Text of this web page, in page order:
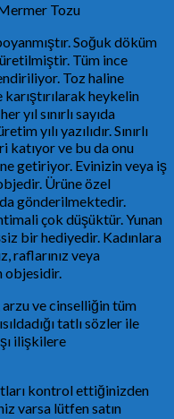
Tozu
Soğuk döküm
Tüm ince
Toz haline
heykelin
yıl sınırlı sayıda
yılı yazılıdır. Sınırlı
katıyor ve bu da onu
getiriyor. Evinizin veya iş
Ürüne özel
gönderilmektedir.
çok düşüktür. Yunan
bir hediyedir. Kadınlara
raflarınız veya
objesidir.
ve cinselliğin tüm
tatlı sözler ile
ilişkilere
kontrol ettiğinizden
varsa lütfen satın